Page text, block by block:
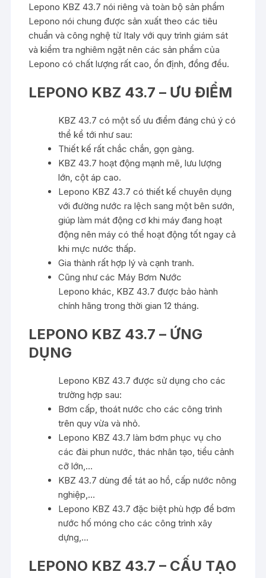
Lepono KBZ 43.7 nói riêng và toàn bộ sản phẩm
Lepono nói chung được sản xuất theo các tiêu
chuẩn và công nghệ từ Italy với quy trình giám sát
và kiểm tra nghiêm ngặt nên các sản phẩm của
Lepono có chất lượng rất cao, ổn định, đồng đều.
LEPONO KBZ 43.7 – ƯU ĐIỂM
KBZ 43.7 có một số ưu điểm đáng chú ý có
thể kể tới như sau:
Thiết kế rất chắc chắn, gọn gàng.
KBZ 43.7 hoạt động mạnh mẽ, lưu lượng
lớn, cột áp cao.
Lepono KBZ 43.7 có thiết kế chuyên dụng
với đường nước ra lệch sang một bên sướn,
giúp làm mát động cơ khi máy đang hoạt
động nên máy có thể hoạt động tốt ngay cả
khi mực nước thấp.
Gia thành rất hợp lý và cạnh tranh.
Cũng như các Máy Bơm Nước
Lepono khác, KBZ 43.7 được bảo hành
chính hãng trong thời gian 12 tháng.
LEPONO KBZ 43.7 – ỨNG
DỤNG
Lepono KBZ 43.7 được sử dụng cho các
trường hợp sau:
Bơm cấp, thoát nước cho các công trình
trên quy vừa và nhỏ.
Lepono KBZ 43.7 làm bơm phục vụ cho
các đài phun nước, thác nhân tạo, tiểu cảnh
cỡ lớn,…
KBZ 43.7 dùng để tát ao hồ, cấp nước nông
nghiệp,…
Lepono KBZ 43.7 đặc biệt phù hợp để bơm
nước hố móng cho các công trình xây
dựng,…
LEPONO KBZ 43.7 – CẤU TẠO